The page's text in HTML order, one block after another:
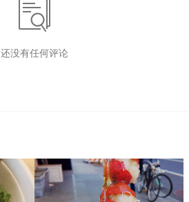
还没有任何评论